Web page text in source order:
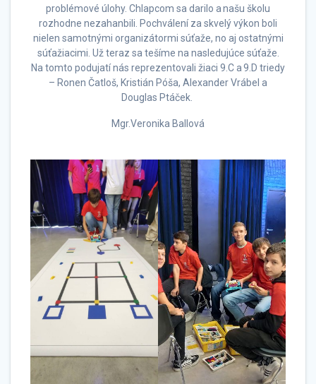
problémové úlohy. Chlapcom sa darilo a našu školu
rozhodne nezahanbili. Pochválení za skvelý výkon boli
nielen samotnými organizátormi súťaže, no aj ostatnými
súťažiacimi. Už teraz sa tešíme na nasledujúce súťaže.
Na tomto podujatí nás reprezentovali žiaci 9.C a 9.D triedy
– Ronen Čatloš, Kristián Póša, Alexander Vrábel a
Douglas Ptáček.
Mgr.Veronika Ballová